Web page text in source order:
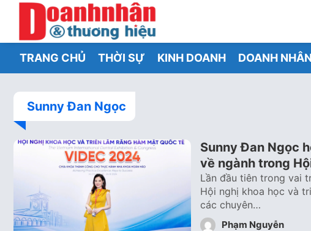
TRANG CHỦ THỜI SỰ KINH DOANH DOANH NHÂN
Sunny Đan Ngọc
Sunny Đan Ngọc
về ngành trong
Lần đầu tiên trong vai
Hội nghị khoa học và
các chuyên…
Phạm Nguyễn